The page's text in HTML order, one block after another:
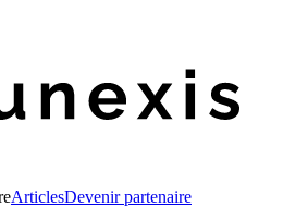
ArticlesDevenir partenaire